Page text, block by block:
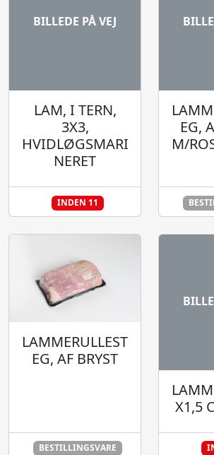
BILLEDE PÅ VEJ
LAM, I TERN,
3X3,
HVIDLØGSMARI
NERET
INDEN 11
EG,
M/
LAMMERULLEST
EG, AF BRYST
BESTILLINGSVARE
X1,5